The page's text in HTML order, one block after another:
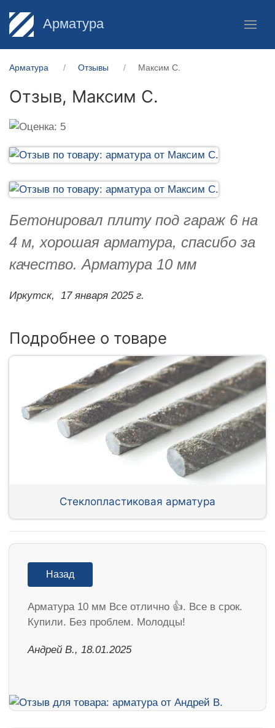
Арматура
Арматура Отзывы Максим С.
Отзыв, Максим С.
Бетонировал плиту под гараж 6 на
4 м, хорошая арматура, спасибо за
качество. Арматура 10 мм
Иркутск, 17 января 2025 г.
Подробнее о товаре
Стеклопластиковая арматура
Назад
Арматура 10 мм Все отлично 👍. Все в срок.
Купили. Без проблем. Молодцы!
Андрей В., 18.01.2025